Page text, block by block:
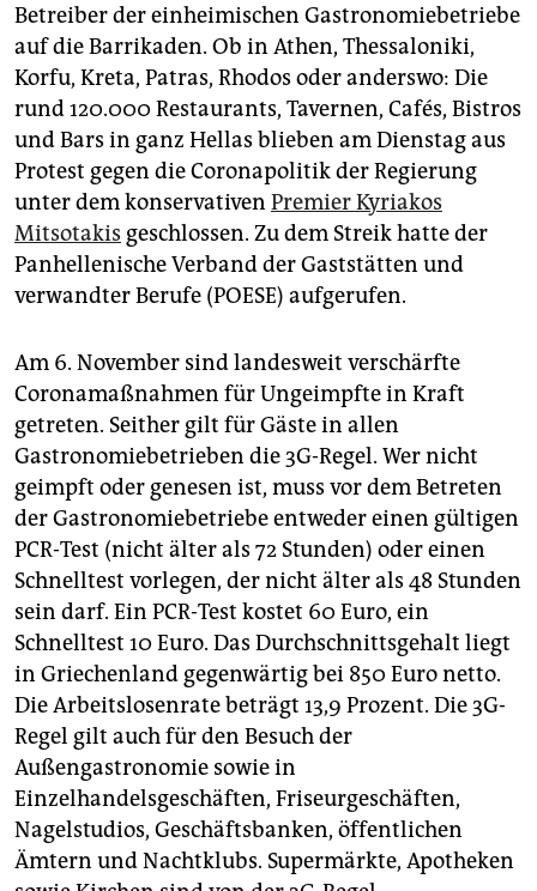
abo
genossenschaft
epaper login
Betreiber der einheimischen Gastronomiebetriebe
auf die Barrikaden. Ob in Athen, Thessaloniki,
Korfu, Kreta, Patras, Rhodos oder anderswo: Die
rund 120.000 Restaurants, Tavernen, Cafés, Bistros
und Bars in ganz Hellas blieben am Dienstag aus
Protest gegen die Coronapolitik der Regierung
unter dem konservativen Premier Kyriakos
Mitsotakis geschlossen. Zu dem Streik hatte der
Panhellenische Verband der Gaststätten und
verwandter Berufe (POESE) aufgerufen.
Am 6. November sind landesweit verschärfte
Coronamaßnahmen für Ungeimpfte in Kraft
getreten. Seither gilt für Gäste in allen
Gastronomiebetrieben die 3G-Regel. Wer nicht
geimpft oder genesen ist, muss vor dem Betreten
der Gastronomiebetriebe entweder einen gültigen
PCR-Test (nicht älter als 72 Stunden) oder einen
Schnelltest vorlegen, der nicht älter als 48 Stunden
sein darf. Ein PCR-Test kostet 60 Euro, ein
Schnelltest 10 Euro. Das Durchschnittsgehalt liegt
in Griechenland gegenwärtig bei 850 Euro netto.
Die Arbeitslosenrate beträgt 13,9 Prozent. Die 3G-
Regel gilt auch für den Besuch der
Außengastronomie sowie in
Einzelhandelsgeschäften, Friseurgeschäften,
Nagelstudios, Geschäftsbanken, öffentlichen
Ämtern und Nachtklubs. Supermärkte, Apotheken